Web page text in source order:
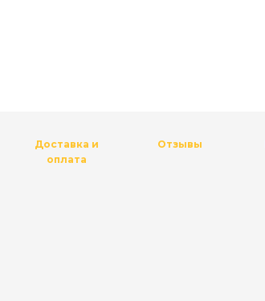
Доставка и
оплата
Отзывы